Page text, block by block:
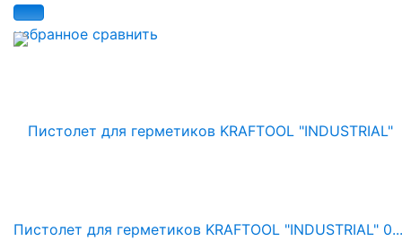
избранное сравнить
Пистолет для герметиков KRAFTOOL "INDUSTRIAL" 0...